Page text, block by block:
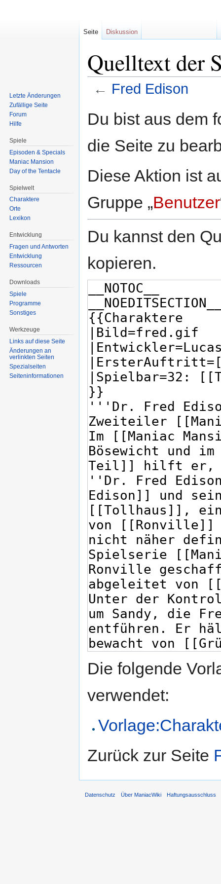
Quelltext der
← Fred Edison
Navigation
Suche
Du bist aus dem
die Seite zu
Diese Aktion ist
Gruppe „Benutzer
Du kannst den
kopieren.
Die folgende
verwendet:
Zurück zur Seite
Seite Diskussion
Letzte Änderungen
Zufällige Seite
Forum
Hilfe
Spiele
Episoden & Specials
Maniac Mansion
Day of the Tentacle
Spielwelt
Charaktere
Orte
Lexikon
Entwicklung
Fragen und Antworten
Entwicklung
Ressourcen
Downloads
Spiele
Programme
Sonstiges
Werkzeuge
Links auf diese Seite
Änderungen an
verlinkten Seiten
Spezialseiten
Seiten­informationen
Datenschutz Über ManiacWiki Haftungsausschluss